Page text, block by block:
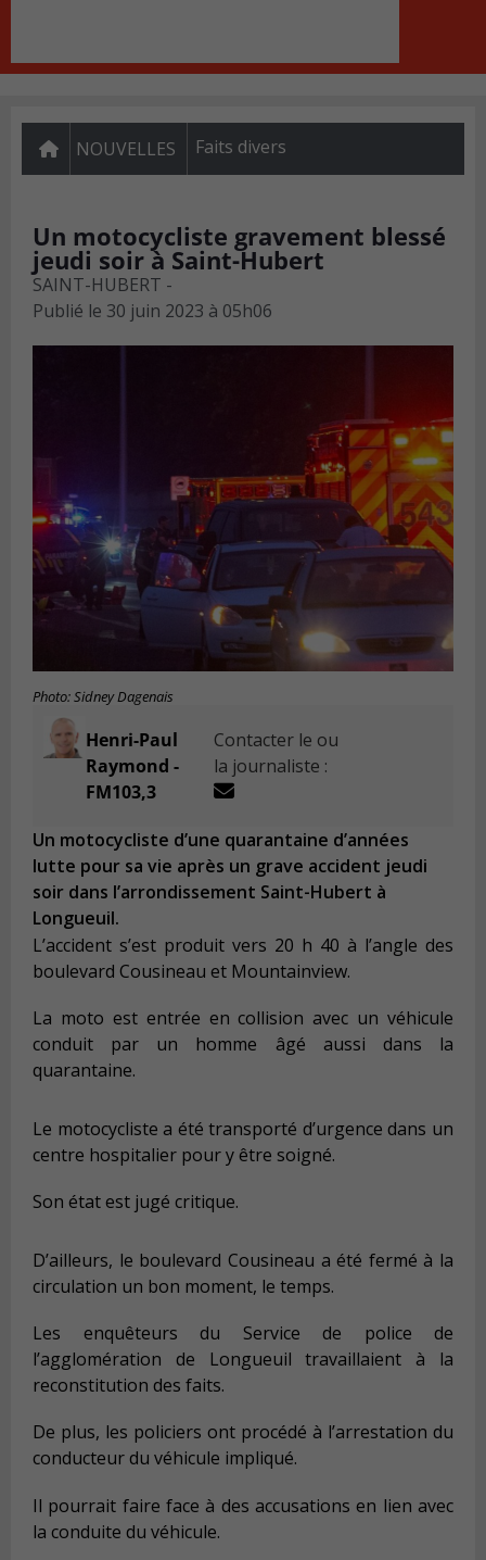
NOUVELLES Faits divers
Un motocycliste gravement blessé
jeudi soir à Saint-Hubert
SAINT-HUBERT -
Publié le 30 juin 2023 à 05h06
Photo: Sidney Dagenais
Henri-Paul
Raymond -
FM103,3
Contacter le ou
la journaliste :
Un motocycliste d’une quarantaine d’années
lutte pour sa vie après un grave accident jeudi
soir dans l’arrondissement Saint-Hubert à
Longueuil.
L’accident s’est produit vers 20 h 40 à l’angle des
boulevard Cousineau et Mountainview.
La moto est entrée en collision avec un véhicule
conduit par un homme âgé aussi dans la
quarantaine.
Le motocycliste a été transporté d’urgence dans un
centre hospitalier pour y être soigné.
Son état est jugé critique.
D’ailleurs, le boulevard Cousineau a été fermé à la
circulation un bon moment, le temps.
Les enquêteurs du Service de police de
l’agglomération de Longueuil travaillaient à la
reconstitution des faits.
De plus, les policiers ont procédé à l’arrestation du
conducteur du véhicule impliqué.
Il pourrait faire face à des accusations en lien avec
la conduite du véhicule.